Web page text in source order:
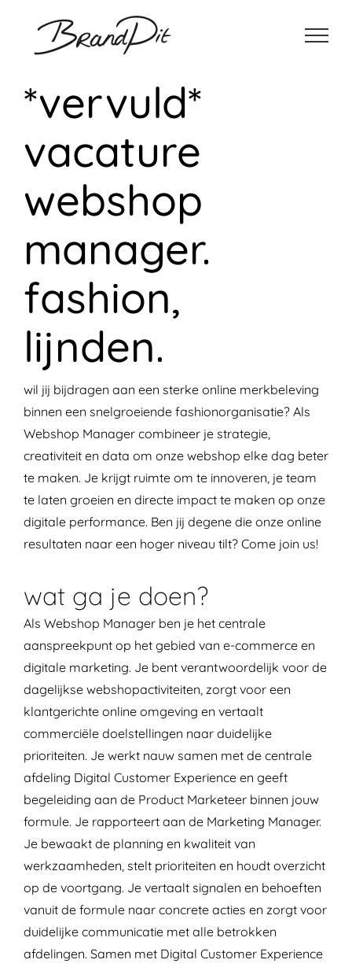
inhoud
*vervuld*
vacature
webshop
manager.
fashion,
lijnden.
wil jij bijdragen aan een sterke online merkbeleving
binnen een snelgroeiende fashionorganisatie? Als
Webshop Manager combineer je strategie,
creativiteit en data om onze webshop elke dag beter
te maken. Je krijgt ruimte om te innoveren, je team
te laten groeien en directe impact te maken op onze
digitale performance. Ben jij degene die onze online
resultaten naar een hoger niveau tilt? Come join us!
wat ga je doen?
Als Webshop Manager ben je het centrale
aanspreekpunt op het gebied van e-commerce en
digitale marketing. Je bent verantwoordelijk voor de
dagelijkse webshopactiviteiten, zorgt voor een
klantgerichte online omgeving en vertaalt
commerciële doelstellingen naar duidelijke
prioriteiten. Je werkt nauw samen met de centrale
afdeling Digital Customer Experience en geeft
begeleiding aan de Product Marketeer binnen jouw
formule. Je rapporteert aan de Marketing Manager.
Je bewaakt de planning en kwaliteit van
werkzaamheden, stelt prioriteiten en houdt overzicht
op de voortgang. Je vertaalt signalen en behoeften
vanuit de formule naar concrete acties en zorgt voor
duidelijke communicatie met alle betrokken
afdelingen. Samen met Digital Customer Experience